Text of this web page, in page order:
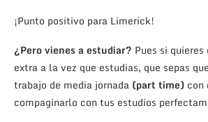
¡Punto positivo para Limerick!
¿Pero vienes a estudiar? Pues si
extra a la vez que estudias, que sepas
trabajo de media jornada (part time) con
compaginarlo con tus estudios